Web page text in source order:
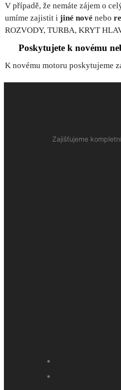
V případě, že nemáte zájem o
umíme zajistit i jiné nové nebo
ROZVODY, TURBA, KRYT
Poskytujete k novému
K novému motoru poskytujeme
Zajišťujeme